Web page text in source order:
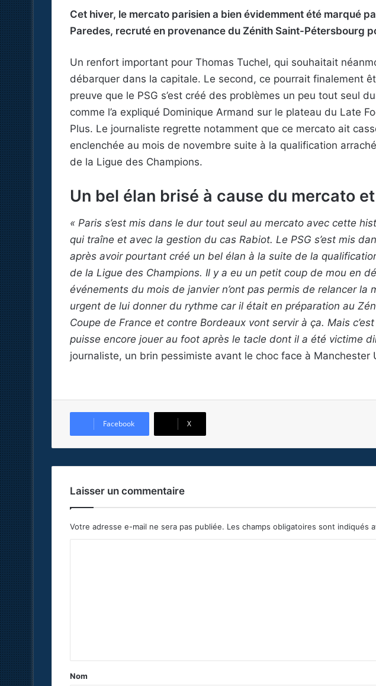
Cet hiver, le mercato parisien a bien évidemment été marqué
Paredes, recruté en provenance du Zénith Saint-Pétersbourg
Un renfort important pour Thomas Tuchel, qui souhaitait
débarquer dans la capitale. Le second, ce pourrait finalement
preuve que le PSG s’est créé des problèmes un peu tout seul
comme l’a expliqué Dominique Armand sur le plateau du Late
Plus. Le journaliste regrette notamment que ce mercato ait
enclenchée au mois de novembre suite à la qualification
de la Ligue des Champions.
Un bel élan brisé à cause du mercato
« Paris s’est mis dans le dur tout seul au mercato avec cette
qui traîne et avec la gestion du cas Rabiot. Le PSG s’est mis
après avoir pourtant créé un bel élan à la suite de la
de la Ligue des Champions. Il y a eu un petit coup de mou en
événements du mois de janvier n’ont pas permis de relancer la
urgent de lui donner du rythme car il était en préparation au
Coupe de France et contre Bordeaux vont servir à ça. Mais
puisse encore jouer au foot après le tacle dont il a été victime
journaliste, un brin pessimiste avant le choc face à Manchester
Facebook X
Laisser un commentaire
Votre adresse e-mail ne sera pas publiée. Les champs obligatoires sont indiqués
a
Nom